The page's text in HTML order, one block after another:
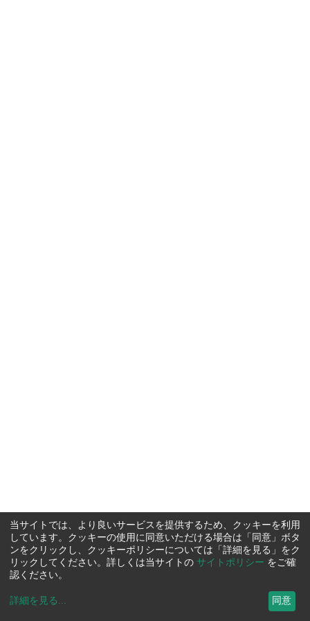
当サイトでは、より良いサービスを提供するため、クッキーを利用
しています。クッキーの使用に同意いただける場合は「同意」ボタ
ンをクリックし、クッキーポリシーについては「詳細を見る」をク
リックしてください。詳しくは当サイトの サイトポリシー をご確
認ください。
詳細を見る ... 同意